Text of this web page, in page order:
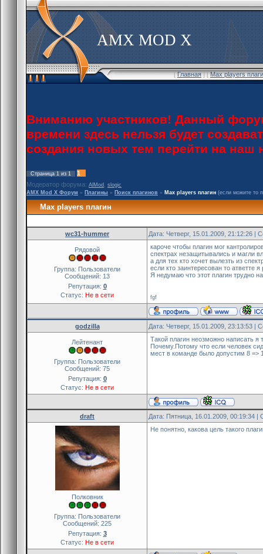
AMX MOD X
[Главная] [Max players
Вниманию участников! Данный
времени здесь нельзя будет
создания новых тем перейти на
Страница 1 из 1
1
Модератор форума: AlMod
slogic
AMX Mod X Форум » Плагины » Поиск плагинов » Max players плагин (если можите то
Max players плагин
wc31-hummer Дата: Четверг, 15.01.2009, 21:12:26 |
Рядовой
Группа: Пользователи
Сообщений: 13
Репутация: 0
Статус: Не в сети
кароче чтобы плагин мог
спектрах незащитывались и магли
а для тех кто хочет вылезть из
если кто заинтересован то атветте
Я недумаю что этот плагин трудно
fgf
godzilla Дата: Четверг, 15.01.2009, 23:13:53 |
Лейтенант
Группа: Пользователи
Сообщений: 75
Репутация: 0
Статус: Не в сети
Такой плагин неозможно написать я
Почему.Потому что если человек
мест в команде было допустим 8 =>
draft Дата: Пятница, 16.01.2009, 00:19:34
Полковник
Группа: Пользователи
Сообщений: 225
Репутация: 3
Статус: Не в сети
Не понятно, какова цель такого